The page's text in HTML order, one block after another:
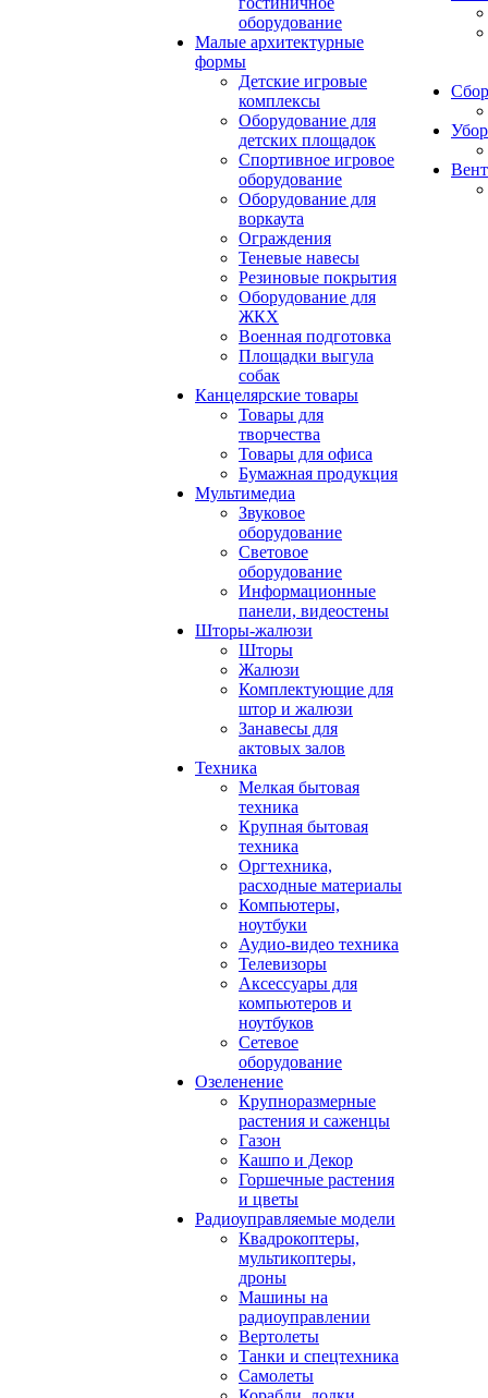
оборудование
Малые архитектурные
формы
Детские игровые
комплексы
Оборудование для
детских площадок
Спортивное игровое
оборудование
Оборудование для
воркаута
Ограждения
Теневые навесы
Резиновые покрытия
Оборудование для
ЖКХ
Военная подготовка
Площадки выгула
собак
Канцелярские товары
Товары для
творчества
Товары для офиса
Бумажная продукция
Мультимедиа
Звуковое
оборудование
Световое
оборудование
Информационные
панели, видеостены
Шторы-жалюзи
Шторы
Жалюзи
Комплектующие для
штор и жалюзи
Занавесы для
актовых залов
Техника
Мелкая бытовая
техника
Крупная бытовая
техника
Оргтехника,
расходные материалы
Компьютеры,
ноутбуки
Аудио-видео техника
Телевизоры
Аксессуары для
компьютеров и
ноутбуков
Сетевое
оборудование
Озеленение
Крупноразмерные
растения и саженцы
Газон
Кашпо и Декор
Горшечные растения
и цветы
Радиоуправляемые модели
Квадрокоптеры,
мультикоптеры,
дроны
Машины на
радиоуправлении
Вертолеты
Танки и спецтехника
Самолеты